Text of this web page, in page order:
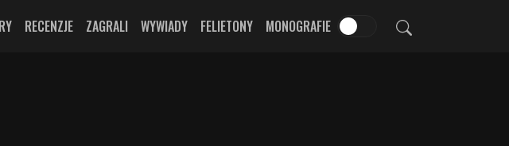
RECENZJE ZAGRALI WYWIADY FELIETONY MONOGRAFIE